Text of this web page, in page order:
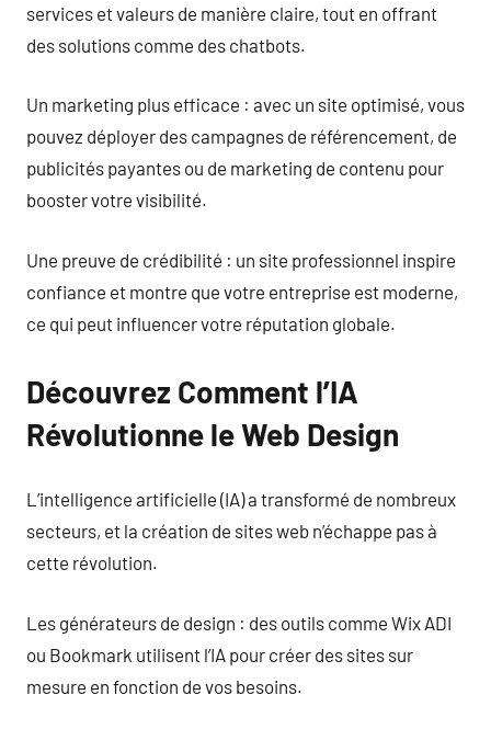
services et valeurs de manière claire, tout en offrant
des solutions comme des chatbots.
Un marketing plus efficace : avec un site optimisé, vous
pouvez déployer des campagnes de référencement, de
publicités payantes ou de marketing de contenu pour
booster votre visibilité.
Une preuve de crédibilité : un site professionnel inspire
confiance et montre que votre entreprise est moderne,
ce qui peut influencer votre réputation globale.
Découvrez Comment l’IA
Révolutionne le Web Design
L’intelligence artificielle (IA) a transformé de nombreux
secteurs, et la création de sites web n’échappe pas à
cette révolution.
Les générateurs de design : des outils comme Wix ADI
ou Bookmark utilisent l’IA pour créer des sites sur
mesure en fonction de vos besoins.